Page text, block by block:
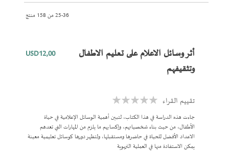
25-36 من 158 منتج
أثر وسائل الاعلام على تعليم الاطفال
وتثقيفهم
USD12٫00
Rating: تقييم القراء
جاءت هذه الدراسة في هذا الكتاب، لتبين أهمية الوسائل الإعلامية في حياة
الأطفال، من حيث بناء شخصياتهم، وإكسابهم ما يلزم من المهارات التي تعدهم
الاعداد الأفضل للحياة في حاضرها ومستقبلها، ولتظهر دورها كوسائل تعليمية معينة
يمكن الاستفادة منها في العملية التربوية